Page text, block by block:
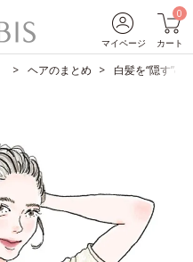
マイページ
0
カート
ヘアのまとめ 白髪を“隠す”